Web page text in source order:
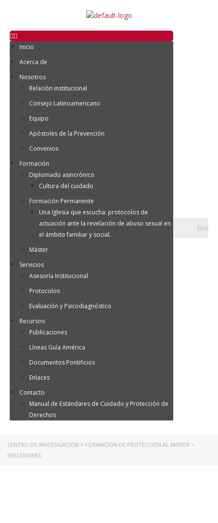
Inicio
Acerca de
Nosotros
Relación institucional
Consejo Latinoamericano
Equipo
Apóstoles de la Prevención
Convenios
Formación
Diplomado asincrónico
Cultura del cuidado
Formación Permanente
Una Iglesia que escucha: protocolos de
actuación ante la revelación de abuso sexual en
el ámbito familiar y social.
Máster
Servicios
Asesoría Institucional
Protocolos
Evaluación y Psicodiagnóstico
Recursos
Publicaciones
Líneas Guía América
Documentos Pontificios
Enlaces
Contacto
Manual de Estándares de Cuidado y Protección de
Derechos
CENTRO DE INVESTIGACIÓN Y FORMACIÓN DE PROTECCIÓN AL MENOR >
REFLEXIONES